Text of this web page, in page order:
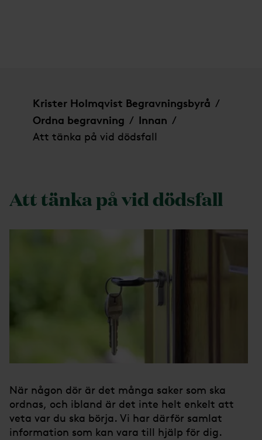
Krister Holmqvist Begravningsbyrå /
Ordna begravning / Innan /
Att tänka på vid dödsfall
Att tänka på vid dödsfall
När någon dör är det många saker som ska
ordnas, och ibland är det inte helt enkelt att
veta var du ska börja. Vi har därför samlat
information som kan vara till hjälp för dig.